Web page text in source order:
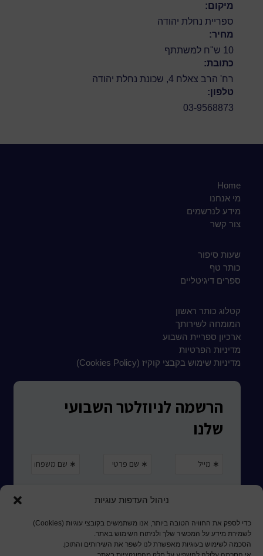
ניהול העדפות עוגיות
כדי לספק את החוויה הטובה ביותר, אנו משתמשים בקובצי עוגיות (Cookies)
לשמירת מידע על המכשיר שלך ולניתוח השימוש באתר.
הסכמה לשימוש בעוגיות מאפשרת לנו לשפר את השירותים והתוכן.
מיקום:
ספריית נחלת יהודה
מחיר:
10 ש"ח למשתתף
כתובת:
רח' הרב צאלח 4, שכונת נחלת יהודה
טלפון:
03-9568873
Home
מי אנחנו
מידע לנרשמים
צור קשר
שעות סיפור
כותר טף
ספרים דיגיטליים
קטלוג כותר ראשון
המומחה לשירותך
ארכיון ספריית השבוע
מדיניות הפרטיות
מדיניות שימוש בקבצי קוקיז (Cookies Policy)